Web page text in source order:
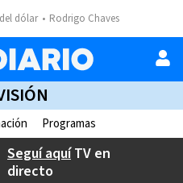
dólar Rodrigo Chaves
Programas
Seguí aquíTV en
directo